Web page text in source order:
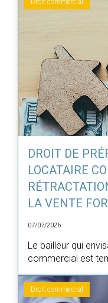
DROIT DE
LOCATAIRE
LA VENTE
07/07/2026
Droit commercial
Le bailleur qui
commercial est
Droit commercial